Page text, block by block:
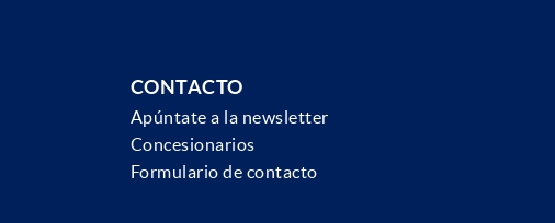
CONTACTO
Apúntate a la newsletter
Concesionarios
Formulario de contacto